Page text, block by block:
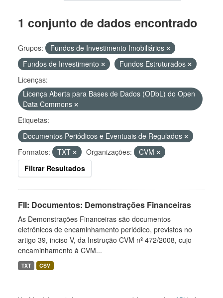
1 conjunto de dados encontrado
Grupos:
Fundos de Investimento Imobiliários
Fundos de Investimento
Fundos Estruturados
Licenças:
Licença Aberta para Bases de Dados (ODbL) do Open
Data Commons
Etiquetas:
Documentos Periódicos e Eventuais de Regulados
Formatos:
TXT Organizações:
CVM
Filtrar Resultados
FII: Documentos: Demonstrações Financeiras
As Demonstrações Financeiras são documentos
eletrônicos de encaminhamento periódico, previstos no
artigo 39, inciso V, da Instrução CVM nº 472/2008, cujo
encaminhamento à CVM...
TXT CSV